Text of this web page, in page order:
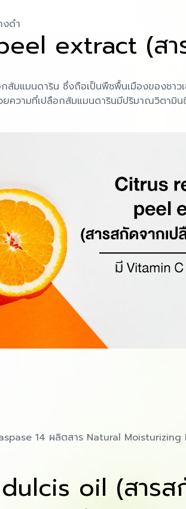
งดำ
extract (สา
แมนดาริน ซึ่งถือเป็นพืชพื้นเมืองของชาว
วามที่เปลือกส้มแมนดารินมีปริมาณวิตามิน
14 ผลิตสาร Natural
oil (สารส